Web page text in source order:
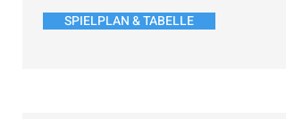
SPIELPLAN & TABELLE